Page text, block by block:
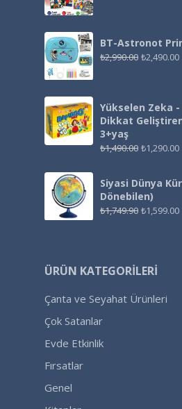
BT-Astronot
₺2,990.00 ₺2,490.00
Yükselen Zeka
Dikkat
3+yaş
₺1,490.00 ₺1,290.00
Siyasi Dünya
Dönebilen)
₺1,749.90 ₺1,599.00
ÜRÜN KATEGORILERI
Çanta ve Seyahat Ürünleri
Çok Satanlar
Evde Etkinlik
Fırsatlar
Genel